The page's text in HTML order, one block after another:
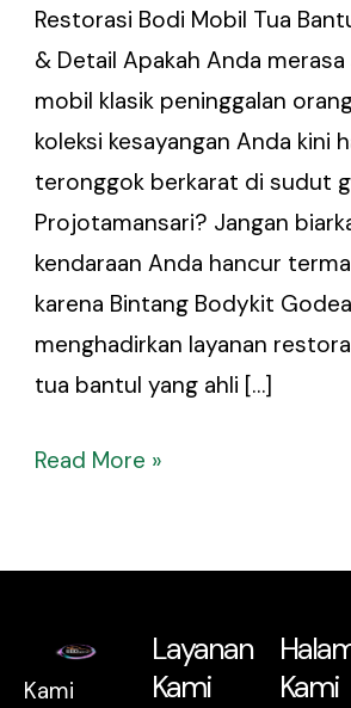
Restorasi Bodi Mobil Tua
& Detail Apakah Anda
mobil klasik peninggalan
koleksi kesayangan Anda kini
teronggok berkarat di sudut
Projotamansari? Jangan
kendaraan Anda hancur
karena Bintang Bodykit
menghadirkan layanan
tua bantul yang ahli […]
Read More »
Kami
Layanan
Kami
Kami